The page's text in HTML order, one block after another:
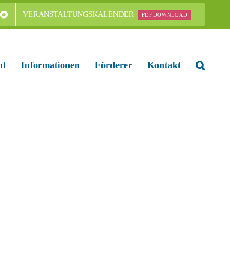
VERANSTALTUNGSKALENDER PDF DOWNLOAD
Informationen Förderer Kontakt